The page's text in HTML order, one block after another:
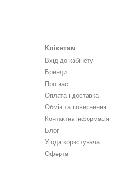
Клієнтам
Вхід до кабінету
Бренди
Про нас
Оплата і доставка
Обмін та повернення
Контактна інформація
Блог
Угода користувача
Оферта